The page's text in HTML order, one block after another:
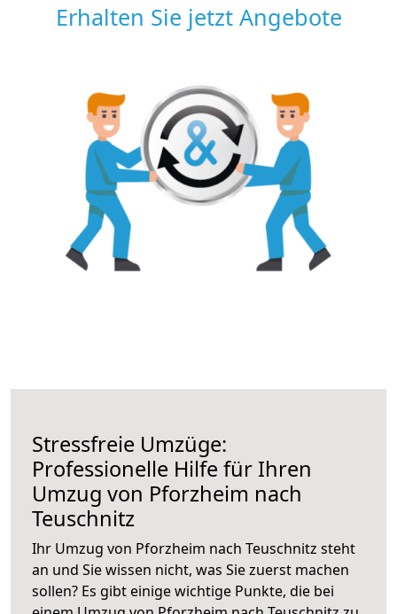
Erhalten Sie jetzt Angebote
Stressfreie Umzüge:
Professionelle Hilfe für Ihren
Umzug von Pforzheim nach
Teuschnitz
Ihr Umzug von Pforzheim nach Teuschnitz steht
an und Sie wissen nicht, was Sie zuerst machen
sollen? Es gibt einige wichtige Punkte, die bei